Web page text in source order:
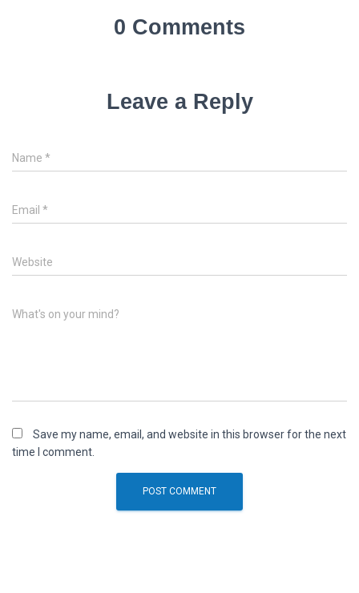
0 Comments
Leave a Reply
Name *
Email *
Website
What's on your mind?
Save my name, email, and website in this browser for the next
time I comment.